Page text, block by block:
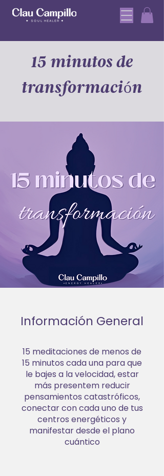
15 minutos de
transformación
Información General
15 meditaciones de menos de
15 minutos cada una para que
le bajes a la velocidad, estar
más presentem reducir
pensamientos catastróficos,
conectar con cada uno de tus
centros energéticos y
manifestar desde el plano
cuántico